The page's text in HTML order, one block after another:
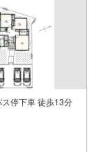
停下車 徒歩13分